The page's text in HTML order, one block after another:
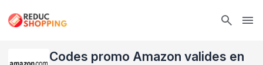
Codes promo Amazon valides en